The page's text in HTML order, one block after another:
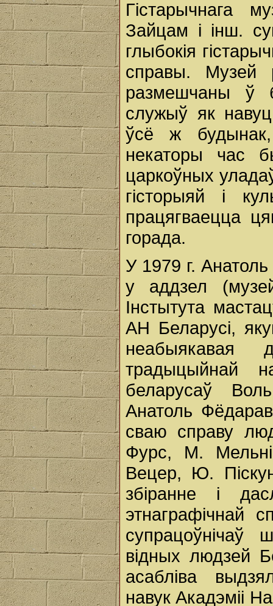
Гістарычнага
Зайцам і інш.
глыбокія
справы. Музей
размешчаны ў
служыў як
ўсё ж будынак,
некаторы час
царкоўных
гісторыяй і
працягваецца
горада.
У 1979 г.
у аддзел
Інстытута
АН Беларусі,
неабыякавая
традыцыйнай
беларусаў
Анатоль
сваю справу
Фурс, М.
Вецер, Ю.
збіранне і
этнаграфічнай
супрацоўнічаў
відных людзей
асабліва
навук Акадэміі